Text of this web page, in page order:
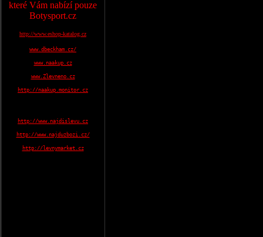
které Vám nabízí pouze
Botysport.cz
http://www.eshop-katalog.cz
www.dbeckham.cz/
www.naakup.cz
www.Zlevneno.cz
http://naakup.monitor.cz
http://www.najdislevu.cz
http://www.najduzbozi.cz/
http://levnymarket.cz